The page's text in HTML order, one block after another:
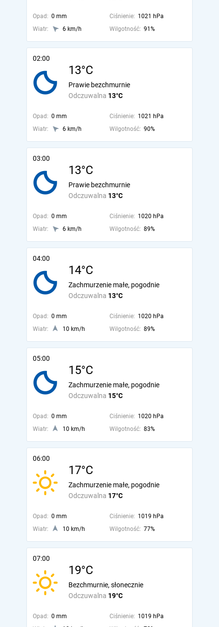
Opad: 0 mm Ciśnienie: 1021 hPa
Wiatr:
6 km/h Wilgotność: 91%
02:00
13°C
Odczuwalna 13°C
Prawie bezchmurnie
Opad: 0 mm Ciśnienie: 1021 hPa
Wiatr:
6 km/h Wilgotność: 90%
03:00
13°C
Odczuwalna 13°C
Prawie bezchmurnie
Opad: 0 mm Ciśnienie: 1020 hPa
Wiatr:
6 km/h Wilgotność: 89%
04:00
14°C
Odczuwalna 13°C
Zachmurzenie małe, pogodnie
Opad: 0 mm Ciśnienie: 1020 hPa
Wiatr:
10 km/h Wilgotność: 89%
05:00
15°C
Odczuwalna 15°C
Zachmurzenie małe, pogodnie
Opad: 0 mm Ciśnienie: 1020 hPa
Wiatr:
10 km/h Wilgotność: 83%
06:00
17°C
Odczuwalna 17°C
Zachmurzenie małe, pogodnie
Opad: 0 mm Ciśnienie: 1019 hPa
Wiatr:
10 km/h Wilgotność: 77%
07:00
19°C
Odczuwalna 19°C
Bezchmurnie, słonecznie
Opad: 0 mm Ciśnienie: 1019 hPa